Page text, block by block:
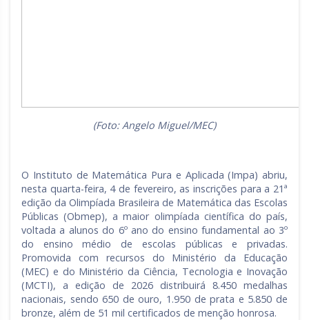
(Foto: Angelo Miguel/MEC)
O Instituto de Matemática Pura e Aplicada (Impa) abriu,
nesta quarta-feira, 4 de fevereiro, as inscrições para a 21ª
edição da Olimpíada Brasileira de Matemática das Escolas
Públicas (Obmep), a maior olimpíada científica do país,
voltada a alunos do 6º ano do ensino fundamental ao 3º
do ensino médio de escolas públicas e privadas.
Promovida com recursos do Ministério da Educação
(MEC) e do Ministério da Ciência, Tecnologia e Inovação
(MCTI), a edição de 2026 distribuirá 8.450 medalhas
nacionais, sendo 650 de ouro, 1.950 de prata e 5.850 de
bronze, além de 51 mil certificados de menção honrosa.